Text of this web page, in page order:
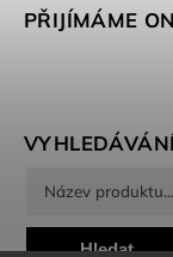
PŘIJÍMÁME
Hledat